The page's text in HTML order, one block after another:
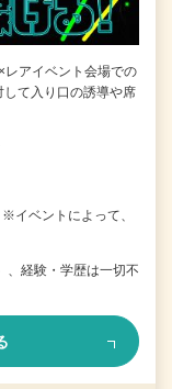
レアイベント会場での
て入り口の誘導や席
イベントによって、
、経験・学歴は一切不